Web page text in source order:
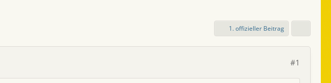
1. offizieller Beitrag
#1